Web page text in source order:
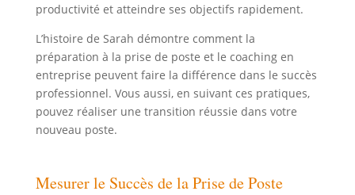
productivité et atteindre ses objectifs rapidement.
L’histoire de Sarah démontre comment la
préparation à la prise de poste et le coaching en
entreprise peuvent faire la différence dans le succès
professionnel. Vous aussi, en suivant ces pratiques,
pouvez réaliser une transition réussie dans votre
nouveau poste.
Mesurer le Succès de la Prise de Poste